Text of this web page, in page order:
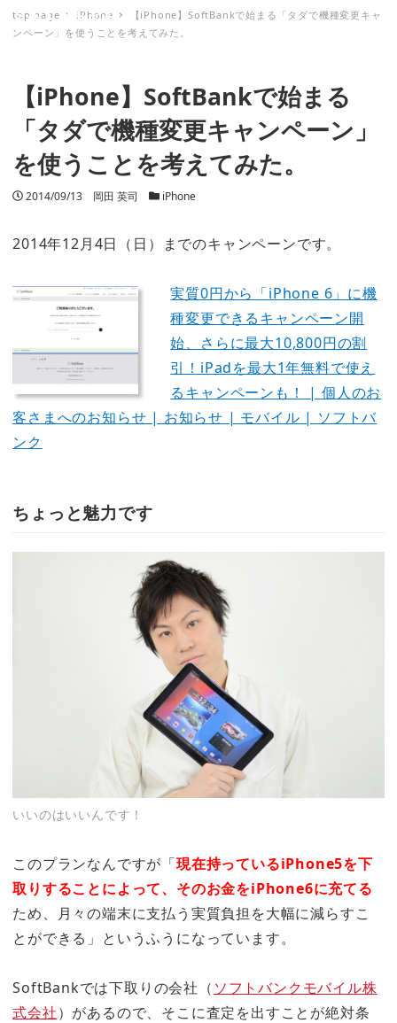
ミナトノキズナ
top page iPhone
【iPhone】SoftBankで始まる「タダで機種変更キャ
ンペーン」を使うことを考えてみた。
【iPhone】SoftBankで始まる
「タダで機種変更キャンペーン」
を使うことを考えてみた。
投稿日
2014/09/13 著者
岡田 英司 カテゴリー
iPhone
2014年12月4日（日）までのキャンペーンです。
実質0円から「iPhone 6」に機
種変更できるキャンペーン開
始、さらに最大10,800円の割
引！iPadを最大1年無料で使え
るキャンペーンも！ | 個人のお
客さまへのお知らせ | お知らせ | モバイル | ソフトバ
ンク
ちょっと魅力です
いいのはいいんです！
このプランなんですが「現在持っているiPhone5を下
取りすることによって、そのお金をiPhone6に充てる
ため、月々の端末に支払う実質負担を大幅に減らすこ
とができる」というふうになっています。
SoftBankでは下取りの会社（ ソフトバンクモバイル株
式会社）があるので、そこに査定を出すことが絶対条